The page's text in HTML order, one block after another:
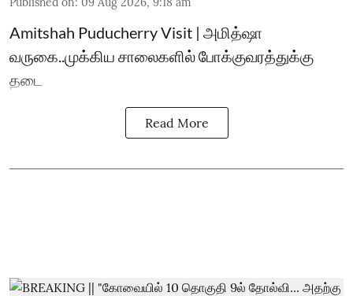
Amitshah Puducherry Visit | அமித்ஷா
வருகை..முக்கிய சாலைகளில் போக்குவரத்துக்கு
தடை
Read More